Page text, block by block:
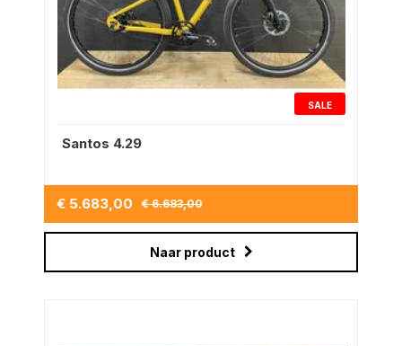
SALE
Santos 4.29
€ 5.683,00 € 6.683,00
Naar product